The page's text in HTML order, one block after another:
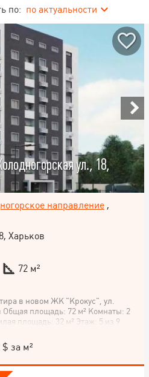
по: по актуальности
ул., 18,
направление,
Харьков
72 м²
в новом ЖК "Крокус", ул.
Общая площадь: 72 м² Комнаты: 2
площадь: 32 м² Этаж: 5 из 9
– хорошая тепло- и
газовое отопление
шпатлевка стен Разведенное
и розетки Закрытая
$ за м²